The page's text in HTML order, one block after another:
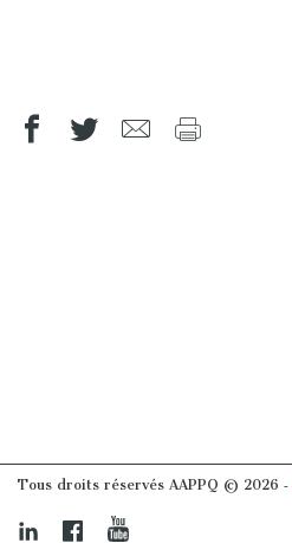
Tous droits réservés AAPPQ © 2026 ‐